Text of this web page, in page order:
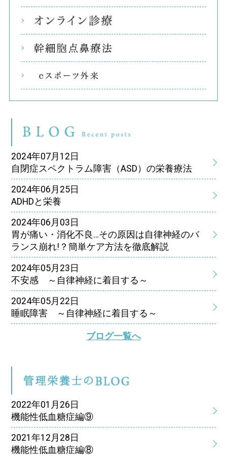
2024年07月12日
自閉症スペクトラム障害（ASD）の栄養療法
2024年06月25日
ADHDと栄養
2024年06月03日
胃が痛い・消化不良…その原因は自律神経のバ
ランス崩れ!？簡単ケア方法を徹底解説
2024年05月23日
不安感 ～自律神経に着目する～
2024年05月22日
睡眠障害 ～自律神経に着目する～
ブログ一覧へ
2022年01月26日
機能性低血糖症編⑨
2021年12月28日
機能性低血糖症編⑧